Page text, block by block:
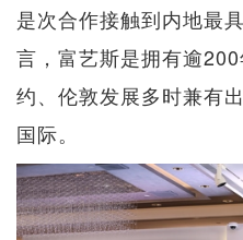
是次合作接触到内地最
言，富艺斯是拥有逾
约、伦敦发展多时兼有
国际。